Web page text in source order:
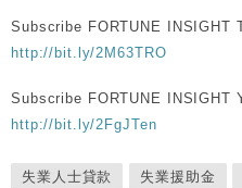
Subscribe FORTUNE INSIGHT
http://bit.ly/2M63TRO
Subscribe FORTUNE INSIGHT
http://bit.ly/2FgJTen
失業人士貸款 失業援助金